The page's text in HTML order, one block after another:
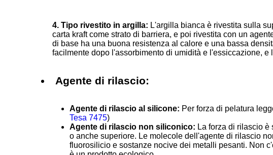
4. Tipo rivestito in argilla: L'argilla bianca è rivestita sulla
carta kraft come strato di barriera, e poi rivestita con un
di base ha una buona resistenza al calore e una bassa
facilmente dopo l'assorbimento di umidità e l'essiccazione, e
Agente di rilascio:
Agente di rilascio al silicone: Per forza di pelatura
Tesa 7475)
Agente di rilascio non siliconico: La forza di rilascio è
o anche superiore. Le molecole dell'agente di rilascio
fluorosilicio e sostanze nocive dei metalli pesanti. Non